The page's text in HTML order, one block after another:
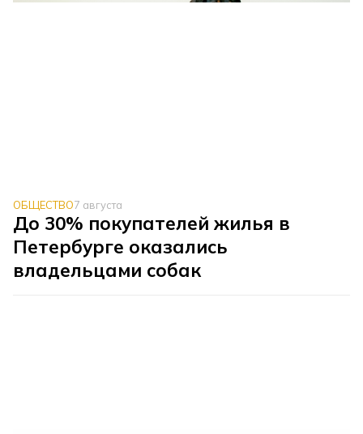
ОБЩЕСТВО7 августа
До 30% покупателей жилья в
Петербурге оказались
владельцами собак